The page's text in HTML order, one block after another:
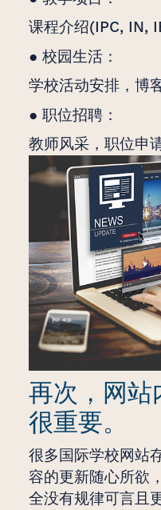
课程介绍(IPC, IN,
● 校园生活：
学校活动安排，博
● 职位招聘：
教师风采，职位申
再次，网站
很重要。
很多国际学校网站
容的更新随心所欲
全没有规律可言且